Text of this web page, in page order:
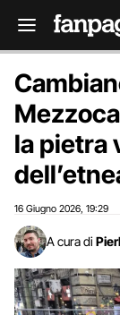
la pietra
16 Giugno 2026 19:29
A cura di